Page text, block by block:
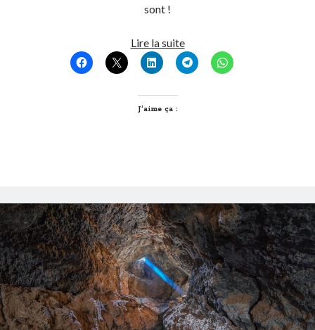
sont !
Lire la suiteQuels
lyonnais
êtes-
l’Histoire
?
J’aime ça :